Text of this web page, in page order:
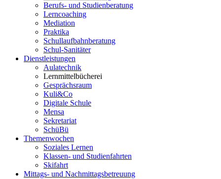
Berufs- und Studienberatung
Lerncoaching
Mediation
Praktika
Schullaufbahnberatung
Schul-Sanitäter
Dienstleistungen
Aulatechnik
Lernmittelbücherei
Gesprächsraum
Kuli&Co
Digitale Schule
Mensa
Sekretariat
SchüBü
Themenwochen
Soziales Lernen
Klassen- und Studienfahrten
Skifahrt
Mittags- und Nachmittagsbetreuung